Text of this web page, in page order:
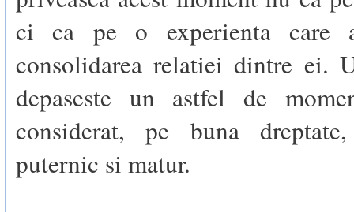
ci ca pe o experienta care
consolidarea relatiei dintre ei.
depaseste un astfel de
considerat, pe buna
puternic si matur.